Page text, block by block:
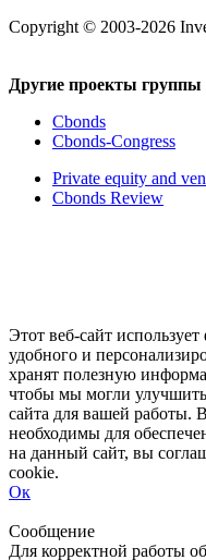
Copyright © 2003-2026
Другие проекты
Cbonds
Cbonds-Congress
Private equity and
Cbonds Review
Этот веб-сайт
удобного и
хранят полезную
чтобы мы могли
сайта для вашей работы.
необходимы для
на данный сайт, вы
cookie.
Ок
Сообщение
Для корректной работы